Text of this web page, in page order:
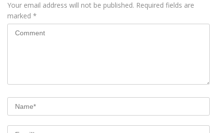
Your email address will not be published. Required fields are
marked *